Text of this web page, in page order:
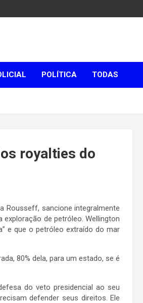
POLÍTICA TODAS
royalties do
Rousseff, sancione integralmente
de petróleo. Wellington
e que o petróleo extraído do mar
80% dela, para um estado, se é
do veto presidencial ao seu
defender seus direitos. Ele